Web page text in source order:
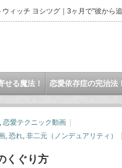
ィッチ ヨシツグ｜3ヶ月で"彼から
せる魔法！ 恋愛依存症の完治法！
, 恋愛テクニック動画
, 恐れ, 非二元（ノンデュアリティ）
くぐり方